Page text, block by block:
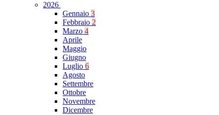
2026
Gennaio 3
Febbraio 2
Marzo 4
Aprile
Maggio
Giugno
Luglio 6
Agosto
Settembre
Ottobre
Novembre
Dicembre